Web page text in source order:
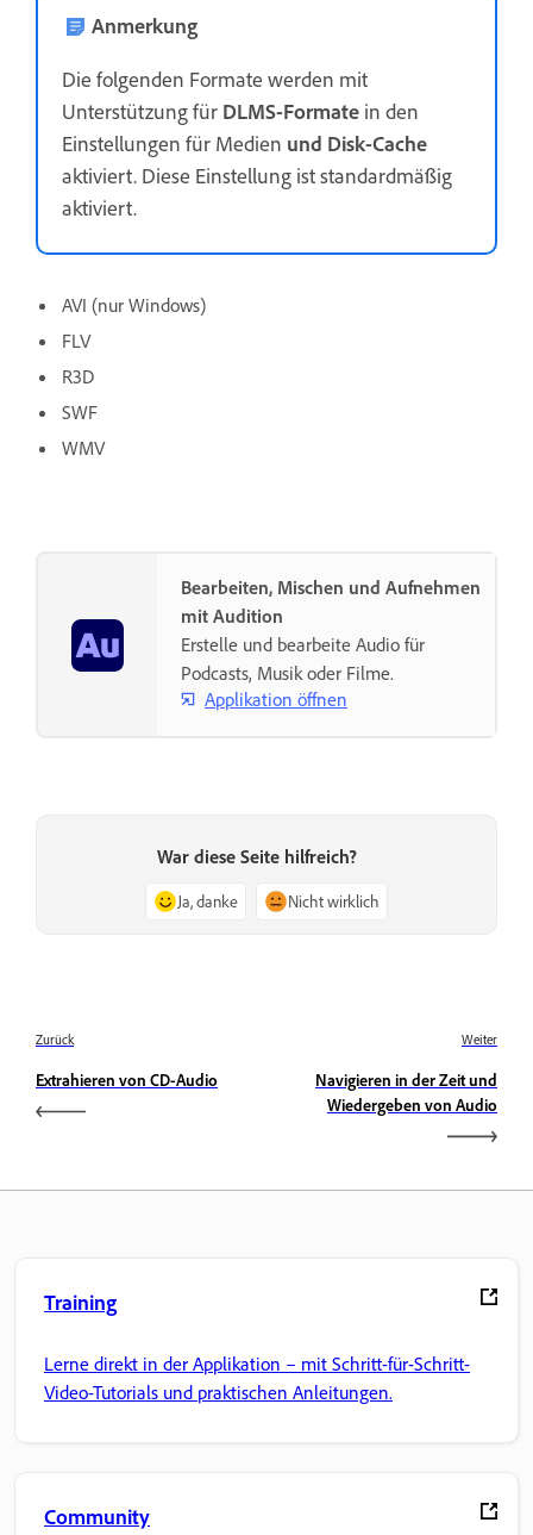
Anmerkung
Die folgenden Formate werden mit
Unterstützung für DLMS-Formate in den
Einstellungen für Medien und Disk-Cache
aktiviert. Diese Einstellung ist standardmäßig
aktiviert.
AVI (nur Windows)
FLV
R3D
SWF
WMV
Bearbeiten, Mischen und Aufnehmen
mit Audition
Erstelle und bearbeite Audio für
Podcasts, Musik oder Filme.
Applikation öffnen
War diese Seite hilfreich?
Ja, danke Nicht wirklich
Zurück
Extrahieren von CD-Audio
Weiter
Navigieren in der Zeit und
Wiedergeben von Audio
Training
Lerne direkt in der Applikation – mit Schritt-für-Schritt-
Video-Tutorials und praktischen Anleitungen.
Community